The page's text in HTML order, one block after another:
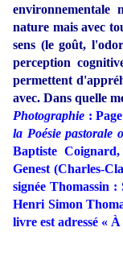
environnementale
nature mais avec
sens (le goût,
perception
permettent
avec. Dans quelle
Photographie :
la Poésie pastorale
Baptiste
Genest (Charles-
signée Thomassin
Henri Simon
livre est adressé «